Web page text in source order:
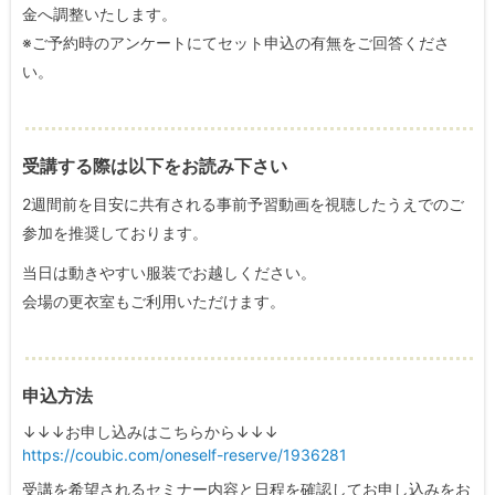
金へ調整いたします。
※ご予約時のアンケートにてセット申込の有無をご回答くださ
い。
受講する際は以下をお読み下さい
2週間前を目安に共有される事前予習動画を視聴したうえでのご
参加を推奨しております。
当日は動きやすい服装でお越しください。
会場の更衣室もご利用いただけます。
申込方法
↓↓↓お申し込みはこちらから↓↓↓
https://coubic.com/oneself-reserve/1936281
受講を希望されるセミナー内容と日程を確認してお申し込みをお